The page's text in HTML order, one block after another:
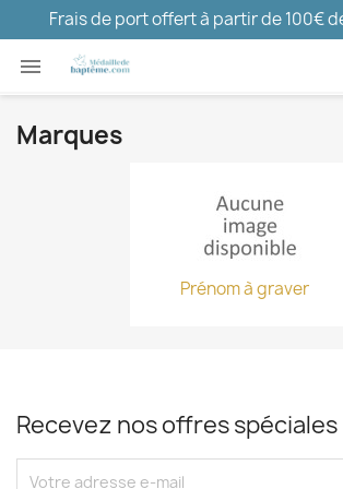
Frais de port offert à partir de 100€

Marques
Prénom à graver
Recevez nos offres spéciales